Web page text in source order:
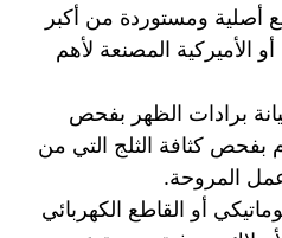
أصلية ومستوردة من أكبر
أو الأميركية المصنعة لأهم
برادات الظهر بفحص
بفحص كثافة الثلج التي من
المروحة.
أو القاطع الكهربائي